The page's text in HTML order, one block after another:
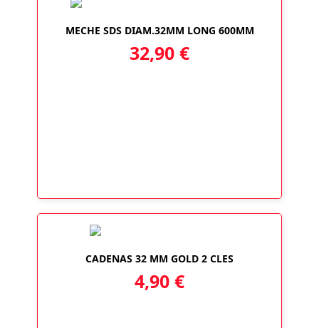
MECHE SDS DIAM.32MM LONG 600MM
32,90 €
CADENAS 32 MM GOLD 2 CLES
4,90 €